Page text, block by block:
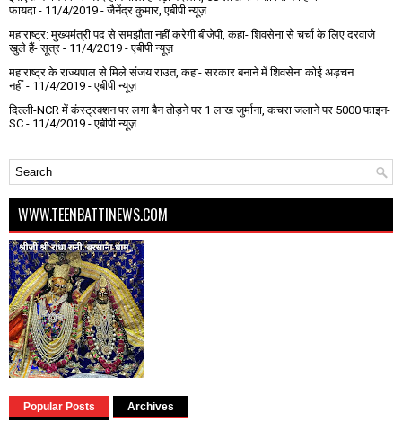
फायदा - 11/4/2019 - जैनेंद्र कुमार, एबीपी न्यूज़
महाराष्ट्र: मुख्यमंत्री पद से समझौता नहीं करेगी बीजेपी, कहा- शिवसेना से चर्चा के लिए दरवाजे
खुले हैं- सूत्र - 11/4/2019 - एबीपी न्यूज़
महाराष्ट्र के राज्यपाल से मिले संजय राउत, कहा- सरकार बनाने में शिवसेना कोई अड़चन
नहीं- 11/4/2019 - एबीपी न्यूज़
दिल्ली-NCR में कंस्ट्रक्शन पर लगा बैन तोड़ने पर 1 लाख जुर्माना, कचरा जलाने पर ₹5000 फाइन-
SC - 11/4/2019 - एबीपी न्यूज़
WWW.TEENBATTINEWS.COM
Popular Posts Archives